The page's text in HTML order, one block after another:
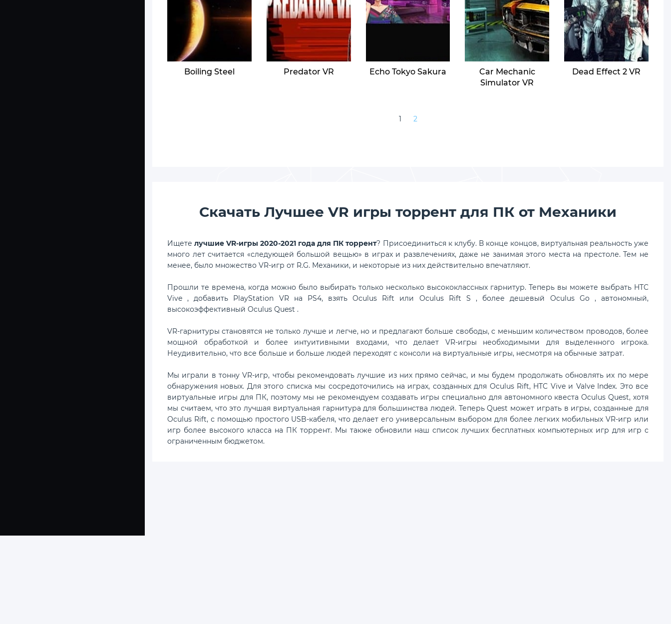
Boiling Steel Predator VR Echo Tokyo Sakura
Car Mechanic
Simulator VR
Dead Effect 2 VR
1 2
Скачать Лучшее VR игры торрент для ПК от Механики
Ищетелучшие VR-игры 2020-2021 года для ПК торрент? Присоединиться к клубу. В конце концов, виртуальная реальность уже
много лет считается «следующей большой вещью» в играх и развлечениях, даже не занимая этого места на престоле. Тем не
менее, было множество VR-игр от R.G. Механики, и некоторые из них действительно впечатляют.
Прошли те времена, когда можно было выбирать только несколько высококлассных гарнитур. Теперь вы можете выбрать HTC
Vive , добавить PlayStation VR на PS4, взять Oculus Rift или Oculus Rift S , более дешевый Oculus Go , автономный,
высокоэффективный Oculus Quest .
VR-гарнитуры становятся не только лучше и легче, но и предлагают больше свободы, с меньшим количеством проводов, более
мощной обработкой и более интуитивными входами, что делает VR-игры необходимыми для выделенного игрока.
Неудивительно, что все больше и больше людей переходят с консоли на виртуальные игры, несмотря на обычные затрат.
Мы играли в тонну VR-игр, чтобы рекомендовать лучшие из них прямо сейчас, и мы будем продолжать обновлять их по мере
обнаружения новых. Для этого списка мы сосредоточились на играх, созданных для Oculus Rift, HTC Vive и Valve Index. Это все
виртуальные игры для ПК, поэтому мы не рекомендуем создавать игры специально для автономного квеста Oculus Quest, хотя
мы считаем, что это лучшая виртуальная гарнитура для большинства людей. Теперь Quest может играть в игры, созданные для
Oculus Rift, с помощью простого USB-кабеля, что делает его универсальным выбором для более легких мобильных VR-игр или
игр более высокого класса на ПК торрент. Мы также обновили наш список лучших бесплатных компьютерных игр для игр с
ограниченным бюджетом.